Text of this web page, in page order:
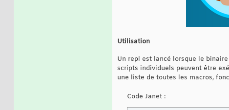
Utilisation
Un repl est lancé lorsque le
scripts individuels peuvent être
une liste de toutes les macros,
Code Janet :